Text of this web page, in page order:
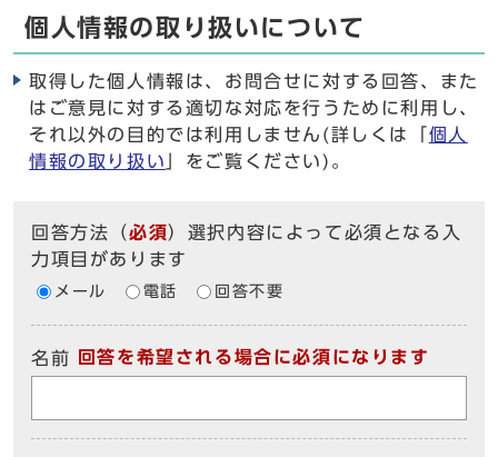
個人情報の取り扱いについて
取得した個人情報は、お問合せに対する回答、また
はご意見に対する適切な対応を行うために利用し、
それ以外の目的では利用しません(詳しくは「 個人
情報の取り扱い
」をご覧ください)。
回答方法 （必須）選択内容によって必須となる入
力項目があります
メール 電話 回答不要
名前 回答を希望される場合に必須になります